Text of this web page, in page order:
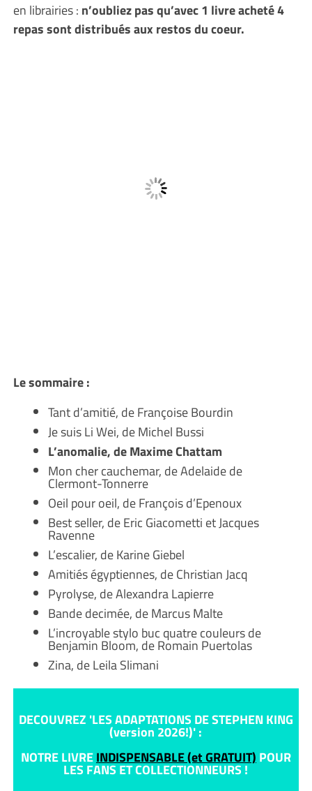
en librairies : n’oubliez pas qu’avec 1 livre acheté 4
repas sont distribués aux restos du coeur.
Le sommaire :
Tant d’amitié, de Françoise Bourdin
Je suis Li Wei, de Michel Bussi
L’anomalie, de Maxime Chattam
Mon cher cauchemar, de Adelaide de
Clermont-Tonnerre
Oeil pour oeil, de François d’Epenoux
Best seller, de Eric Giacometti et Jacques
Ravenne
L’escalier, de Karine Giebel
Amitiés égyptiennes, de Christian Jacq
Pyrolyse, de Alexandra Lapierre
Bande decimée, de Marcus Malte
L’incroyable stylo buc quatre couleurs de
Benjamin Bloom, de Romain Puertolas
Zina, de Leila Slimani
DECOUVREZ 'LES ADAPTATIONS DE STEPHEN KING
(version 2026!)' :
NOTRE LIVREINDISPENSABLE (et GRATUIT) POUR
LES FANS ET COLLECTIONNEURS !